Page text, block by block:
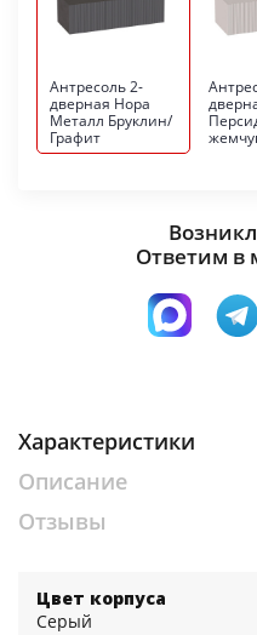
Антресоль 2-
дверная Нора
Металл Бруклин/
Графит
Ответим в
Характеристики
Описание
Отзывы
Цвет корпуса
Серый